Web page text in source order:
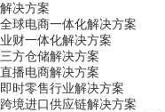
解决方案
全球电商一体化解决方案
业财一体化解决方案
三方仓储解决方案
直播电商解决方案
即时零售行业解决方案
跨境进口供应链解决方案